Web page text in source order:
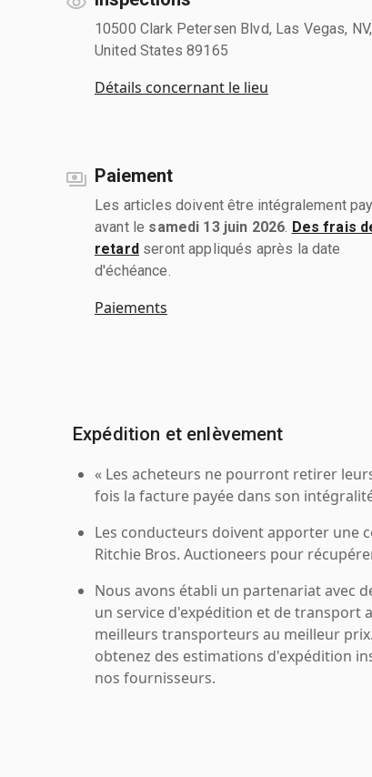
10500 Clark Petersen Blvd, Las Vegas, NV,
United States 89165
Détails concernant le lieu
Paiement
Les articles doivent être intégralement
avant le samedi 13 juin 2026 Des frais
retardseront appliqués après la date
d'échéance.
Paiements
Expédition et enlèvement
« Les acheteurs ne pourront retirer
fois la facture payée dans son
Les conducteurs doivent apporter une
Ritchie Bros. Auctioneers pour
Nous avons établi un partenariat avec
un service d'expédition et de transport
meilleurs transporteurs au meilleur
obtenez des estimations d'expédition
nos fournisseurs.